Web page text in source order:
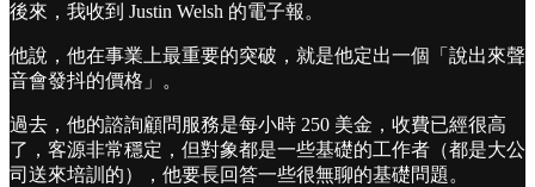
後來，我收到 Justin Welsh 的電子報。
他說，他在事業上最重要的突破，就是他定出一個「說出來聲
音會發抖的價格」。
過去，他的諮詢顧問服務是每小時 250 美金，收費已經很高
了，客源非常穩定，但對象都是一些基礎的工作者（都是大公
司送來培訓的），他要長回答一些很無聊的基礎問題。